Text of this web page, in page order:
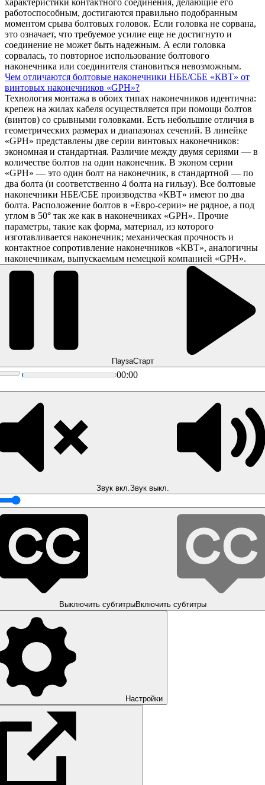
характеристики контактного соединения, делающие его
работоспособным, достигаются правильно подобранным
моментом срыва болтовых головок. Если головка не сорвана,
это означает, что требуемое усилие еще не достигнуто и
соединение не может быть надежным. А если головка
сорвалась, то повторное использование болтового
наконечника или соединителя становиться невозможным.
Чем отличаются болтовые наконечники НБЕ/СБЕ «КВТ» от
винтовых наконечников «GPH»?
Технология монтажа в обоих типах наконечников идентична:
крепеж на жилах кабеля осуществляется при помощи болтов
(винтов) со срывными головками. Есть небольшие отличия в
геометрических размерах и диапазонах сечений. В линейке
«GPH» представлены две серии винтовых наконечников:
экономная и стандартная. Различие между двумя сериями — в
количестве болтов на один наконечник. В эконом серии
«GPH» — это один болт на наконечник, в стандартной — по
два болта (и соответственно 4 болта на гильзу). Все болтовые
наконечники НБЕ/СБЕ производства «КВТ» имеют по два
болта. Расположение болтов в «Евро-серии» не рядное, а под
углом в 50° так же как в наконечниках «GPH». Прочие
параметры, такие как форма, материал, из которого
изготавливается наконечник; механическая прочность и
контактное сопротивление наконечников «КВТ», аналогичны
наконечникам, выпускаемым немецкой компанией «GPH».
ПаузаСтарт
00:00
Звук вкл.Звук выкл.
Выключить субтитрыВключить субтитры
Настройки